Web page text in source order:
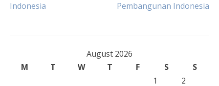
navigation
Indonesia
Pembangunan Indonesia
August 2026
M
T W T F S
S
1
2